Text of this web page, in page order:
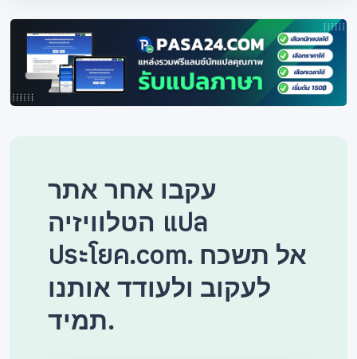
עקבו אחר אתר
הטלוויזיה แปล
ประโยค.com. אל תשכח
לעקוב ולעודד אותנו
תמיד.